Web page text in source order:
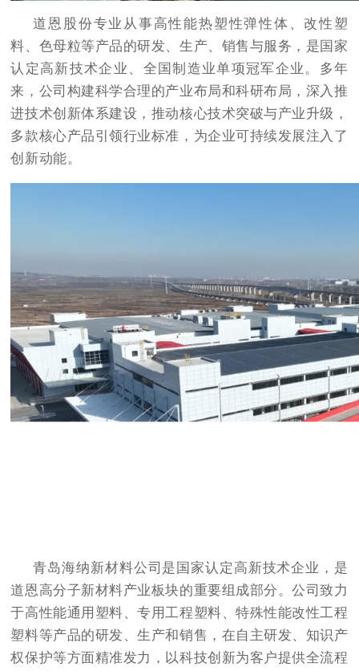
道恩股份专业从事高性能热塑性弹性体、改性塑
料、色母粒等产品的研发、生产、销售与服务，是国家
认定高新技术企业、全国制造业单项冠军企业。多年
来，公司构建科学合理的产业布局和科研布局，深入推
进技术创新体系建设，推动核心技术突破与产业升级，
多款核心产品引领行业标准，为企业可持续发展注入了
创新动能。
青岛海纳新材料公司是国家认定高新技术企业，是
道恩高分子新材料产业板块的重要组成部分。公司致力
于高性能通用塑料、专用工程塑料、特殊性能改性工程
塑料等产品的研发、生产和销售，在自主研发、知识产
权保护等方面精准发力，以科技创新为客户提供全流程